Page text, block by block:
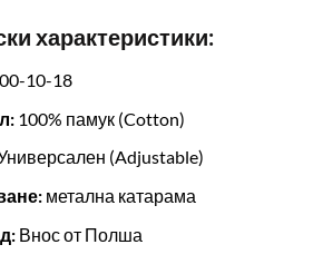
характеристики:
10-18
100% памук (Cotton)
(Adjustable)
метална катарама
Внос от Полша